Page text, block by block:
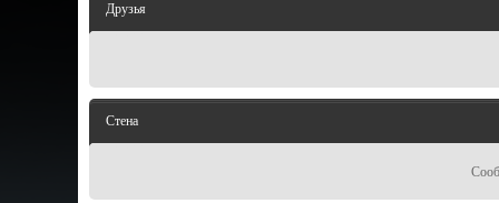
Друзья
Стена